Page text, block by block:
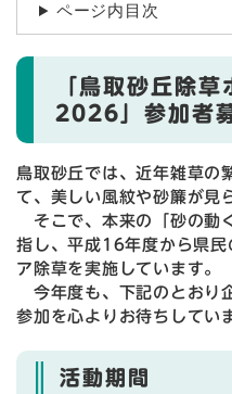
ページ内目次
「鳥取砂丘除
2026」参加者
鳥取砂丘では、近年雑草の
て、美しい風紋や砂簾が見
そこで、本来の「砂の動
指し、平成16年度から県民
ア除草を実施しています。
今年度も、下記のとおり
参加を心よりお待ちしてい
活動期間